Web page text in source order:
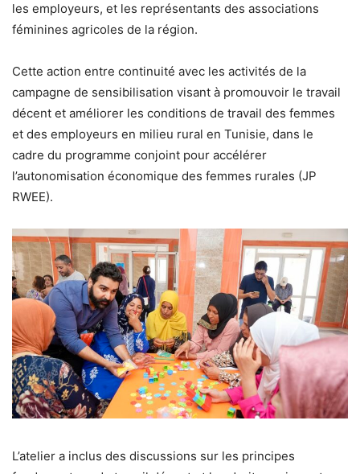
les employeurs, et les représentants des associations
féminines agricoles de la région.
Cette action entre continuité avec les activités de la
campagne de sensibilisation visant à promouvoir le travail
décent et améliorer les conditions de travail des femmes
et des employeurs en milieu rural en Tunisie, dans le
cadre du programme conjoint pour accélérer
l’autonomisation économique des femmes rurales (JP
RWEE).
L’atelier a inclus des discussions sur les principes